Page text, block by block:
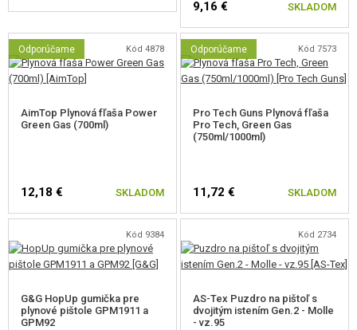
9,16 € SKLADOM
Odporúčame Kód 4878
AimTop Plynová fľaša Power
Green Gas (700ml)
12,18 € SKLADOM
Odporúčame Kód 7573
Pro Tech Guns Plynová fľaša
Pro Tech, Green Gas
(750ml/1000ml)
11,72 € SKLADOM
Kód 9384
G&G HopUp gumička pre
plynové pištole GPM1911 a
GPM92
Kód 2734
AS-Tex Puzdro na pištoľ s
dvojitým istením Gen.2 - Molle
- vz.95